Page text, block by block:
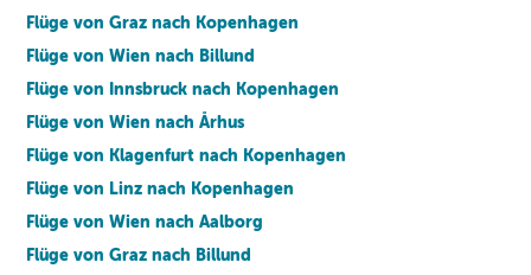
Flüge von Graz nach Kopenhagen
Flüge von Wien nach Billund
Flüge von Innsbruck nach Kopenhagen
Flüge von Wien nach Århus
Flüge von Klagenfurt nach Kopenhagen
Flüge von Linz nach Kopenhagen
Flüge von Wien nach Aalborg
Flüge von Graz nach Billund